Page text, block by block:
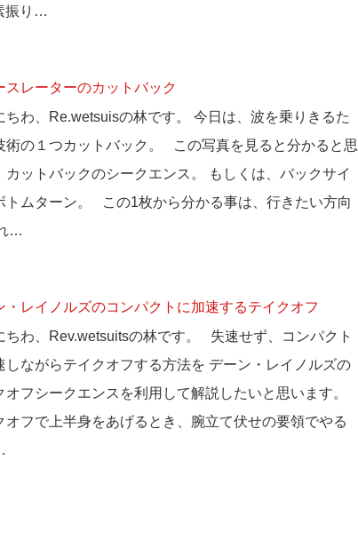
振り…
スレーターのカットバック
ちわ、Re.wetsuisの林です。 今日は、波を乗りきるた
術の１つカットバック。 この写真を見ると分かると思
カットバックのシークエンス。 もしくは、バックサイ
トムターン。 この1枚から分かる事は、行きたい方向
…
・レイノルズのコンパクトに加速するテイクオフ
ちわ、Rev.wetsuitsの林です。 失速せず、コンパクト
しながらテイクオフする方法を デーン・レイノルズの
オフシークエンスを利用して解説したいと思います。
オフで上半身をあげるとき、腕立て伏せの要領でやる